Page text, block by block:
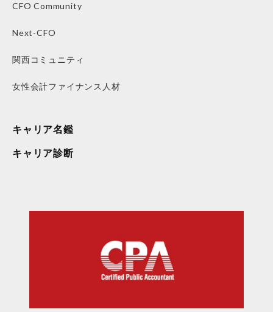
CFO Community
Next-CFO
関西コミュニティ
女性会計ファイナンス人材
キャリア名鑑
キャリア診断